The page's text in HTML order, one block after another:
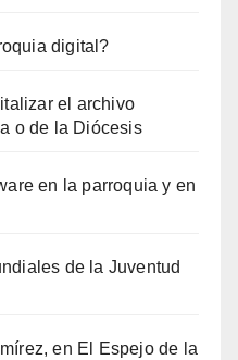
digital?
el archivo
o de la Diócesis
en la parroquia y en
de la Juventud
en El Espejo de la